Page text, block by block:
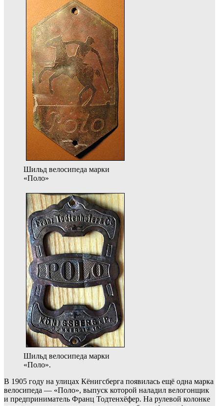
Шильд велосипеда марки
«Поло»
Шильд велосипеда марки
«Поло».
В 1905 году на улицах Кёнигсберга появилась ещё одна марка
велосипеда — «Поло», выпуск которой наладил велогонщик
и предприниматель Франц Тодтенхёфер. На рулевой колонке